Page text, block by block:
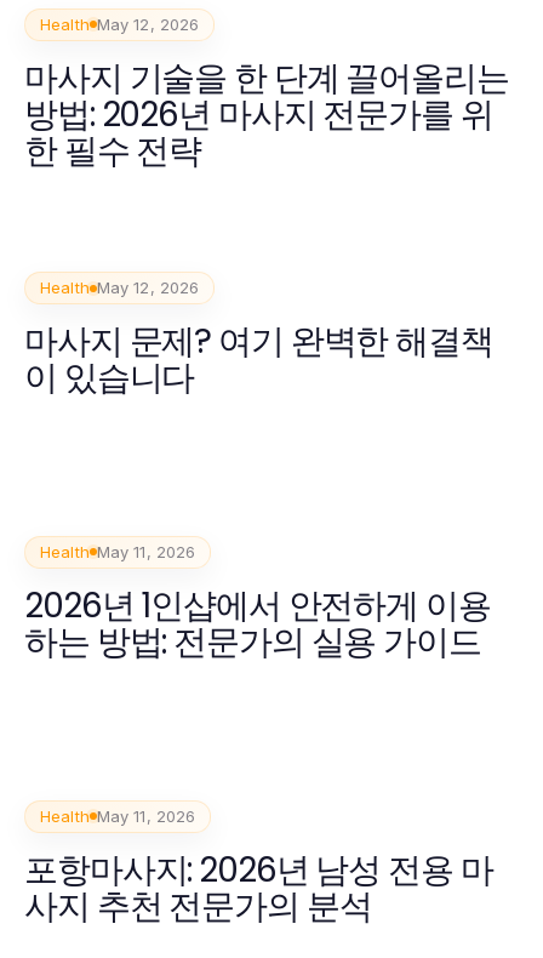
Health May 12, 2026
마사지 기술을 한 단계 끌어올리는
방법: 2026년 마사지 전문가를 위
한 필수 전략
Health May 12, 2026
마사지 문제? 여기 완벽한 해결책
이 있습니다
Health May 11, 2026
2026년 1인샵에서 안전하게 이용
하는 방법: 전문가의 실용 가이드
Health May 11, 2026
포항마사지: 2026년 남성 전용 마
사지 추천 전문가의 분석